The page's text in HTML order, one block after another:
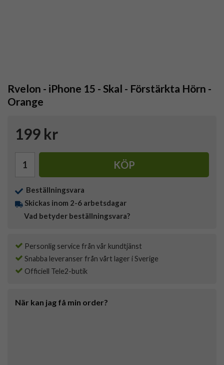
Rvelon - iPhone 15 - Skal - Förstärkta Hörn -
Orange
199 kr
KÖP
Beställningsvara
Skickas inom 2-6 arbetsdagar
Vad betyder beställningsvara?
Personlig service från vår kundtjänst
Snabba leveranser från vårt lager i Sverige
Officiell Tele2-butik
När kan jag få min order?